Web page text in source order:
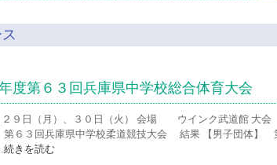
度第６３回兵庫県中学校総合体育大会
９日（月）、３０日（火） 会場 ウインク武道館 大
回兵庫県中学校柔道競技大会 結果 【男子団体】
続きを読む